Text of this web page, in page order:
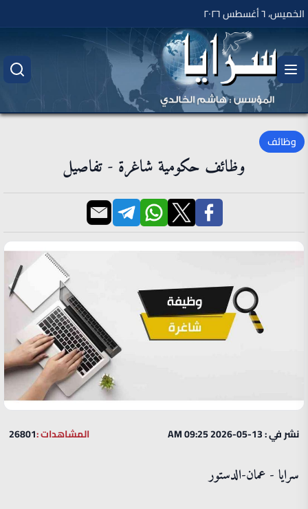
الخميس، ٦ أغسطس ٢٠٢٦
وظائف
وظائف حكومية شاغرة - تفاصيل
نشر في : 13-05-2026 09:25 AM المشاهدات :26801
سرايا - عمان-الدستور